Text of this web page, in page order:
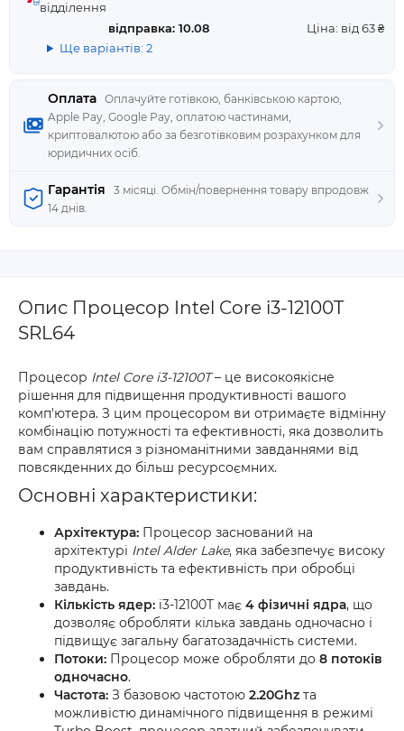
Оплата Оплачуйте готівкою, банківською картою,
Apple Pay, Google Pay, оплатою частинами,
криптовалютою або за безготівковим розрахунком для
юридичних осіб.
відділення
відправка: 10.08
Ціна: від 63 ₴
Ще варіантів: 2
Гарантія
3 місяці. Обмін/повернення товару впродовж
14 днів.
Опис Процесор Intel Core i3-12100T
SRL64
Процесор Intel Core i3-12100T– це високоякісне
рішення для підвищення продуктивності вашого
комп'ютера. З цим процесором ви отримаєте відмінну
комбінацію потужності та ефективності, яка дозволить
вам справлятися з різноманітними завданнями від
повсякденних до більш ресурсоємних.
Основні характеристики:
Архітектура: Процесор заснований на
архітектурі Intel Alder Lake, яка забезпечує високу
продуктивність та ефективність при обробці
завдань.
Кількість ядер: i3-12100T має 4 фізичні ядра, що
дозволяє обробляти кілька завдань одночасно і
підвищує загальну багатозадачність системи.
Потоки: Процесор може обробляти до 8 потоків
одночасно.
Частота: З базовою частотою 2.20Ghz та
можливістю динамічного підвищення в режимі